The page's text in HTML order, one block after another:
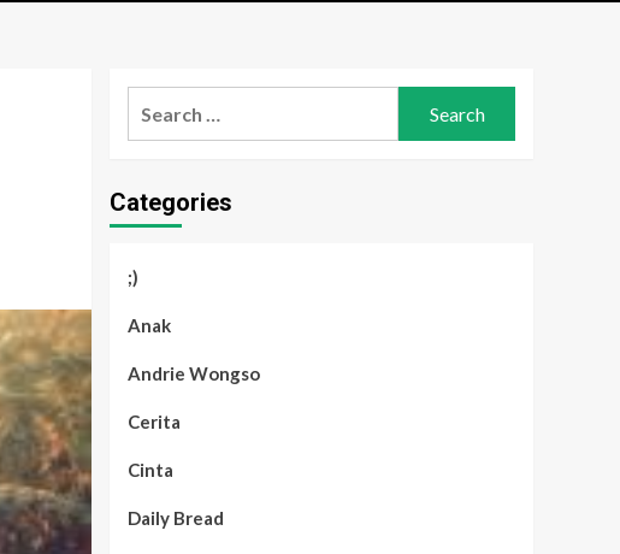
Categories
;)
Anak
Andrie Wongso
Cerita
Cinta
Daily Bread